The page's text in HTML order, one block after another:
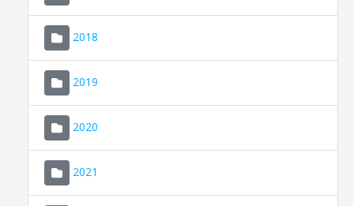
2018
2019
2020
2021